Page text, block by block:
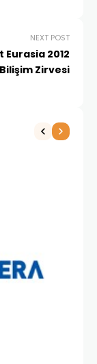
NEXT POST
Eurasia 2012
Zirvesi